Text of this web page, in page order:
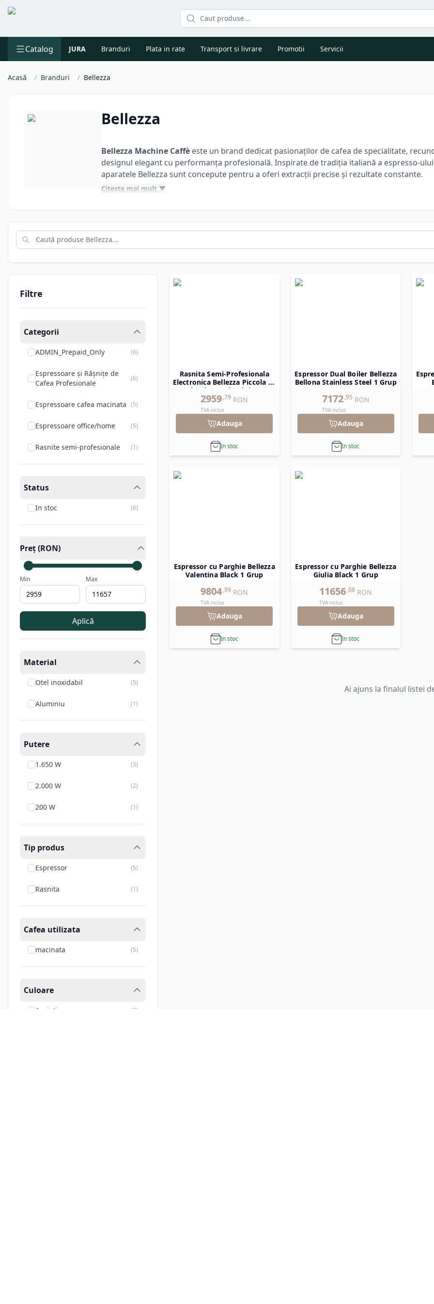
Catalog JURA Branduri Plata in rate Transport si livrare Promotii Servicii
Acasă / Branduri / Bellezza
Bellezza
Bellezza Machine Caffè este un brand dedicat pasionaților de cafea de specialitate,
designul elegant cu performanța profesională. Inspirate de tradiția italiană a espresso-
aparatele Bellezza sunt concepute pentru a oferi extracții precise și rezultate constante.
Fie că preferi un espresso intens, un cappuccino cremos sau un latte perfect echilibrat,
LaWebCoffee.rogăsești o selecție de espressoare Bellezza Machine Caffè, alese pentru
pe care o oferă fiecărei cești de cafea.
Citește mai mult ▼
Filtre
Categorii
ADMIN_Prepaid_Only (6)
Espressoare și Rășnițe de
Cafea Profesionale
(6)
Espressoare cafea macinata (5)
Espressoare office/home (5)
Rasnite semi-profesionale (1)
Status
In stoc (6)
Preț (RON)
Min Max
Aplică
Material
Otel inoxidabil (5)
Aluminiu (1)
Putere
1.650 W (3)
2.000 W (2)
200 W (1)
Tip produs
Espressor (5)
Rasnita (1)
Cafea utilizata
macinata (5)
Culoare
Argintiu (3)
Rasnita Semi-Profesionala
Electronica Bellezza Piccola 60
Titanio V2 Aluminium
2959,79 RON
TVA inclus
Adauga
In stoc
Espressor Dual Boiler Bellezza
Bellona Stainless Steel 1 Grup
7172,95 RON
TVA inclus
Adauga
In stoc
Espressor cu Parghie Bellezza
Valentina Black 1 Grup
9804,99 RON
TVA inclus
Adauga
In stoc
Espressor cu Parghie Bellezza
Giulia Black 1 Grup
11656,08 RON
TVA inclus
Adauga
In stoc
Ai ajuns la finalul listei